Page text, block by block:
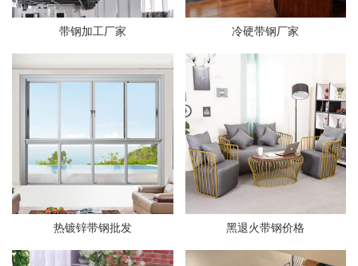
带钢加工厂家 冷硬带钢厂家
热镀锌带钢批发 黑退火带钢价格